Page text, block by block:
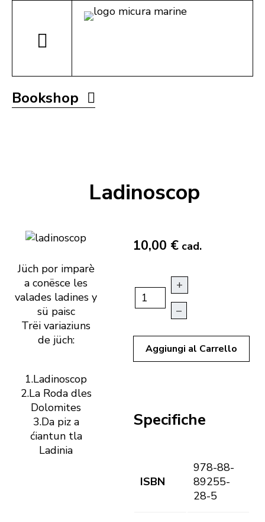
Bookshop
Ladinoscop
Jüch por imparè
a conësce les
valades ladines y
sü paisc
Trëi variaziuns
de jüch:
1.Ladinoscop
2.La Roda dles
Dolomites
3.Da piz a
ćiantun tla
Ladinia
10,00 € cad.
+
–
Aggiungi al Carrello
Specifiche
ISBN
978-88-
89255-
28-5